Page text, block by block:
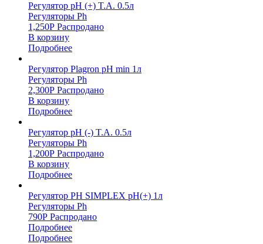
Регулятор pH (+) T.A. 0.5л
Регуляторы Ph
1,250Р Распродано
В корзину
Подробнее
Регулятор Plagron pH min 1л
Регуляторы Ph
2,300Р Распродано
В корзину
Подробнее
Регулятор pH (-) T.A. 0.5л
Регуляторы Ph
1,200Р Распродано
В корзину
Подробнее
Регулятор PH SIMPLEX рН(+) 1л
Регуляторы Ph
790Р Распродано
Подробнее
Подробнее